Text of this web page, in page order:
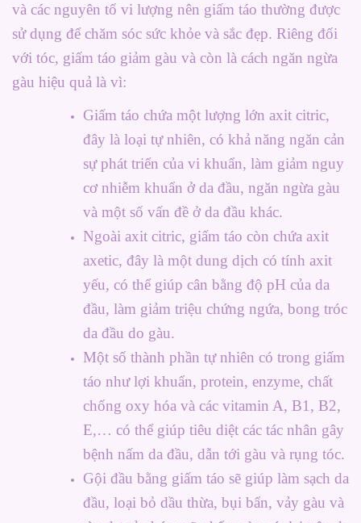
và các nguyên tố vi lượng nên giấm táo thường được
sử dụng để chăm sóc sức khỏe và sắc đẹp. Riêng đối
với tóc, giấm táo giảm gàu và còn là cách ngăn ngừa
gàu hiệu quả là vì:
Giấm táo chứa một lượng lớn axit citric,
đây là loại tự nhiên, có khả năng ngăn cản
sự phát triển của vi khuẩn, làm giảm nguy
cơ nhiễm khuẩn ở da đầu, ngăn ngừa gàu
và một số vấn đề ở da đầu khác.
Ngoài axit citric, giấm táo còn chứa axit
axetic, đây là một dung dịch có tính axit
yếu, có thể giúp cân bằng độ pH của da
đầu, làm giảm triệu chứng ngứa, bong tróc
da đầu do gàu.
Một số thành phần tự nhiên có trong giấm
táo như lợi khuẩn, protein, enzyme, chất
chống oxy hóa và các vitamin A, B1, B2,
E,… có thể giúp tiêu diệt các tác nhân gây
bệnh nấm da đầu, dẫn tới gàu và rụng tóc.
Gội đầu bằng giấm táo sẽ giúp làm sạch da
đầu, loại bỏ dầu thừa, bụi bẩn, vảy gàu và